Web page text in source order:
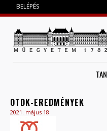
BELÉPÉS
OTDK-EREDMÉNYEK
2021. május 18.